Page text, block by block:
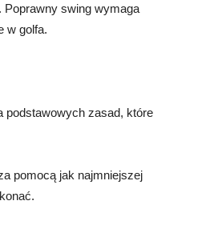
Poprawny swing wymaga
w golfa.
podstawowych zasad, które
pomocą jak najmniejszej